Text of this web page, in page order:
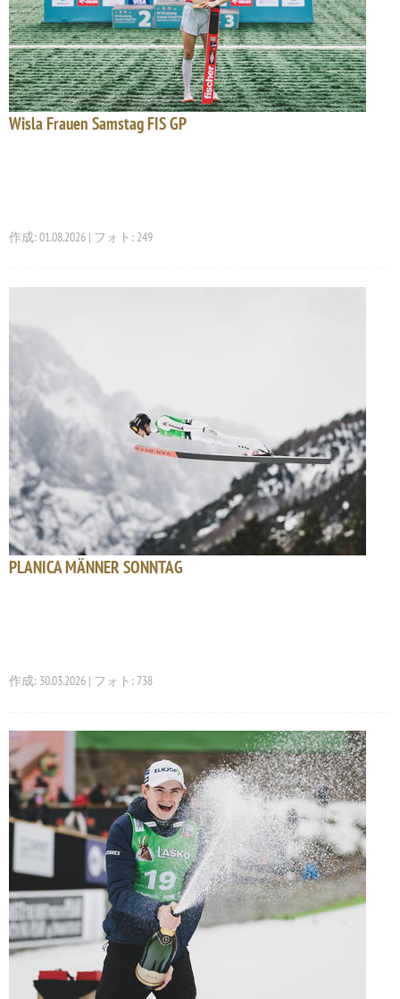
Wisla Frauen Samstag FIS GP
作成: 01.08.2026 | フォト: 249
PLANICA MÄNNER SONNTAG
作成: 30.03.2026 | フォト: 738